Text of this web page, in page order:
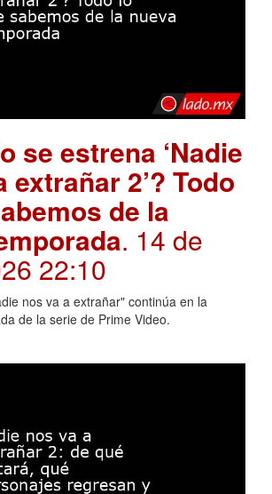
se estrena ‘Nadie
extrañar 2’? Todo
de la
. 14 de
22:10
nos va a extrañar" continúa en la
de la serie de Prime Video.